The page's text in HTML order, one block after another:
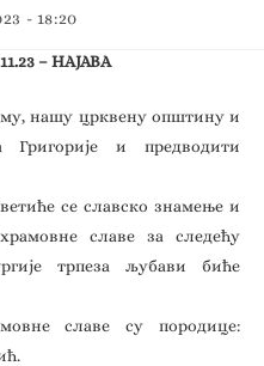
- 18:20
– НАЈАВА
нашу црквену општину и
Григорије и предводити
се славско знамење и
славе за следећу
трпеза љубави биће
славе су породице: